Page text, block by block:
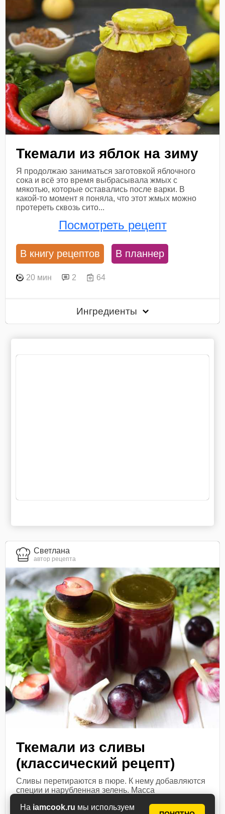
На iamcook.ru мы используем
Ткемали из яблок на зиму
Я продолжаю заниматься заготовкой яблочного
сока и всё это время выбрасывала жмых с
мякотью, которые оставались после варки. В
какой-то момент я поняла, что этот жмых можно
протереть сквозь сито...
Посмотреть рецепт
В книгу рецептов В планнер
20 мин 2 64
Ингредиенты
Светлана
автор рецепта
Ткемали из сливы
(классический рецепт)
Сливы перетираются в пюре. К нему добавляются
специи и нарубленная зелень. Масса
банках.